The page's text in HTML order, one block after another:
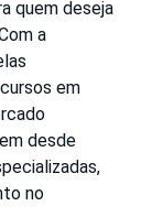
quem deseja
a
em
desde
no